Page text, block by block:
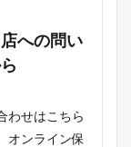
への問い
わせはこちら
オンライン保